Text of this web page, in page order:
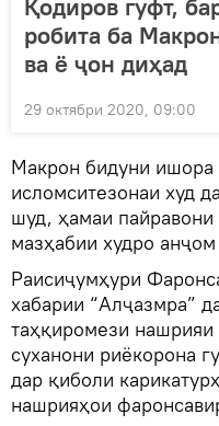
Қодиров гуфт,
робита ба
ва ё ҷон диҳад
29 октябри 2020, 09:00
Макрон бидуни ишора
исломситезонаи худ
шуд, ҳамаи
мазҳабии худро
Раисиҷумҳури
хабарии “Алҷазмра”
таҳқиромези
суханони риёкорона
дар қиболи
нашрияҳои